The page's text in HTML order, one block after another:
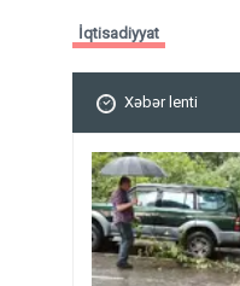
İqtisadiyyat
Xəbər lenti